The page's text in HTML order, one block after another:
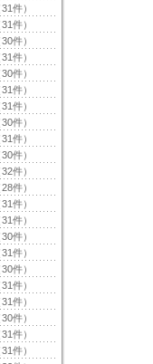
31件）
31件）
30件）
31件）
30件）
31件）
31件）
30件）
31件）
30件）
32件）
28件）
31件）
31件）
30件）
31件）
30件）
31件）
31件）
30件）
31件）
31件）